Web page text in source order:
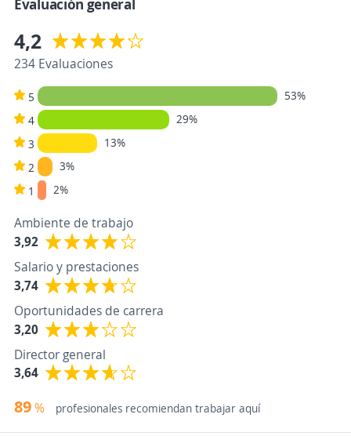
Evaluación general
4,2
234 Evaluaciones
5
53%
4
29%
3
13%
2
3%
1
2%
Ambiente de trabajo
3,92
Salario y prestaciones
3,74
Oportunidades de carrera
3,20
Director general
3,64
89% profesionales recomiendan trabajar aquí